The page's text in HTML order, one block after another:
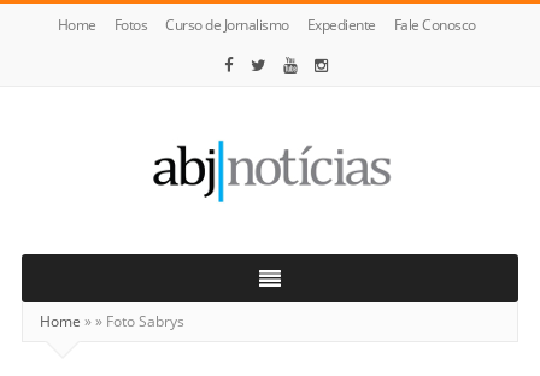
Home Fotos Curso de Jornalismo Expediente Fale Conosco
Notícias
Home »» Foto Sabrys